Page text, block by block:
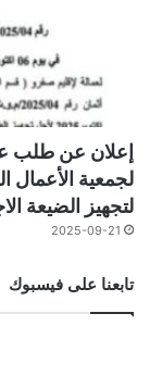
لجمعية الأعمال
لتجهيز الضيعة
2025-09-21
تابعنا على فيسبوك